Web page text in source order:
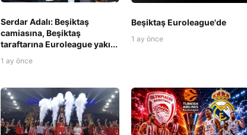
Serdar Adalı: Beşiktaş
camiasına, Beşiktaş
taraftarına Euroleague yakı...
1 ay önce
Beşiktaş Euroleague'de
1 ay önce